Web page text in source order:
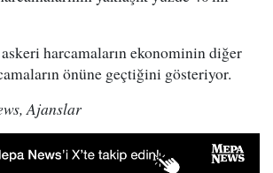
harcamaların ekonominin diğer
önüne geçtiğini gösteriyor.
Ajanslar